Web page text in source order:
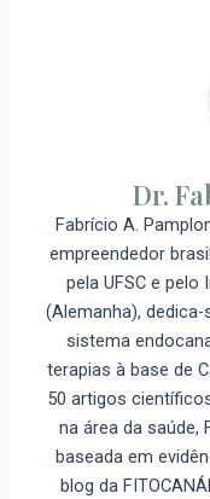
Dr.
Fabrício A.
empreendedor
pela UFSC e
(Alemanha),
sistema
terapias à base de
50 artigos
na área da saúde,
baseada em
blog da